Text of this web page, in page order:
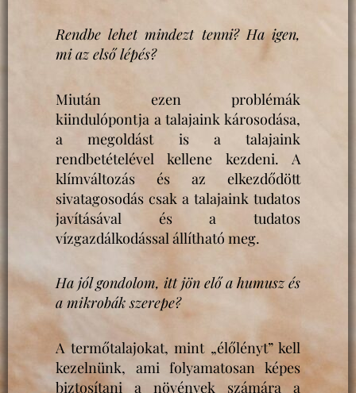
Rendbe lehet mindezt tenni? Ha igen,
mi az első lépés?
Miután ezen problémák
kiindulópontja a talajaink károsodása,
a megoldást is a talajaink
rendbetételével kellene kezdeni. A
klímváltozás és az elkezdődött
sivatagosodás csak a talajaink tudatos
javításával és a tudatos
vízgazdálkodással állítható meg.
Ha jól gondolom, itt jön elő a humusz és
a mikrobák szerepe?
A termőtalajokat, mint „élőlényt” kell
kezelnünk, ami folyamatosan képes
biztosítani a növények számára a